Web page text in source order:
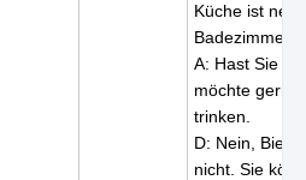
Küche ist
Badezimmer.
A: Hast Sie
möchte gerne
trinken.
D: Nein, Bier
nicht. Sie